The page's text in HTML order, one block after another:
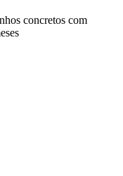
concretos com